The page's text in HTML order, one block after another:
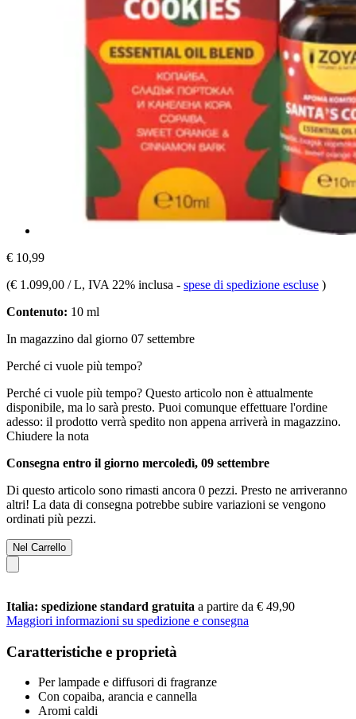
€ 10,99
(€ 1.099,00 / L, IVA 22% inclusa - spese di spedizione escluse )
Contenuto: 10 ml
In magazzino dal giorno 07 settembre
Perché ci vuole più tempo?
Perché ci vuole più tempo? Questo articolo non è attualmente
disponibile, ma lo sarà presto. Puoi comunque effettuare l'ordine
adesso: il prodotto verrà spedito non appena arriverà in magazzino.
Chiudere la nota
Consegna entro il giorno mercoledì, 09 settembre
Di questo articolo sono rimasti ancora 0 pezzi. Presto ne arriveranno
altri! La data di consegna potrebbe subire variazioni se vengono
ordinati più pezzi.
Nel Carrello
Italia: spedizione standard gratuita a partire da € 49,90
Maggiori informazioni su spedizione e consegna
Caratteristiche e proprietà
Per lampade e diffusori di fragranze
Con copaiba, arancia e cannella
Aromi caldi